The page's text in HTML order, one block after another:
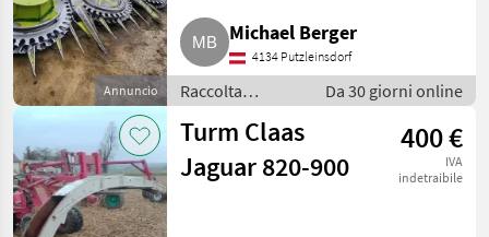
Annuncio
Michael Berger
4134 Putzleinsdorf
Raccolta
mangimi / Altre
macchine per
raccolta
mangimi
Da 30 giorni online
Turm Claas
Jaguar 820-900
400 €
IVA
indetraibile